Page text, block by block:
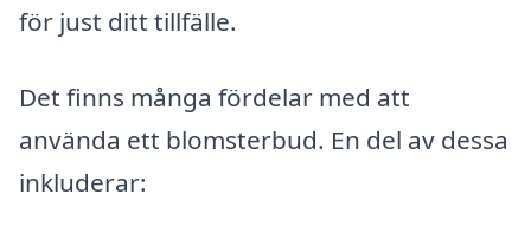
för just ditt tillfälle.
Det finns många fördelar med att
använda ett blomsterbud. En del av dessa
inkluderar: